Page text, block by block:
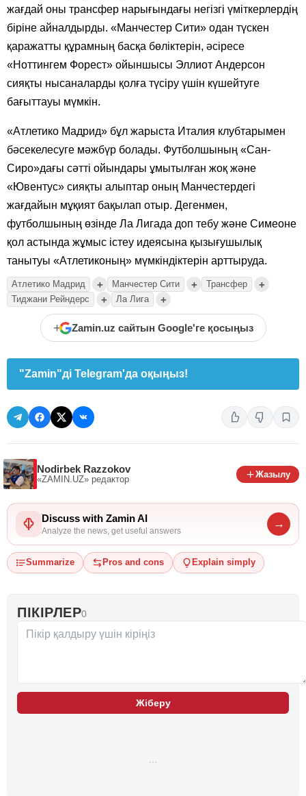
жағдай оны трансфер нарығындағы негізгі үміткерлердің
біріне айналдырды. «Манчестер Сити» одан түскен
қаражатты құрамның басқа бөліктерін, әсіресе
«Ноттингем Форест» ойыншысы Эллиот Андерсон
сияқты нысаналарды қолға түсіру үшін күшейтуге
бағыттауы мүмкін.
«Атлетико Мадрид» бұл жарыста Италия клубтарымен
бәсекелесуге мәжбүр болады. Футболшының «Сан-
Сиро»дағы сәтті ойындары ұмытылған жоқ және
«Ювентус» сияқты алыптар оның Манчестердегі
жағдайын мұқият бақылап отыр. Дегенмен,
футболшының өзінде Ла Лигада доп тебу және Симеоне
қол астында жұмыс істеу идеясына қызығушылық
танытуы «Атлетиконың» мүмкіндіктерін арттыруда.
Атлетико Мадрид + Манчестер Сити + Трансфер +
Тиджани Рейндерс + Ла Лига +
+ Zamin.uz сайтын Google'ге қосыңыз
"Zamin"ді Telegram'да оқыңыз!
Nodirbek Razzokov
«ZAMIN.UZ» редактор
Жазылу
Discuss with Zamin AI
Analyze the news, get useful answers
→
Summarize Pros and cons Explain simply
ПІКІРЛЕР0
Жіберу
…